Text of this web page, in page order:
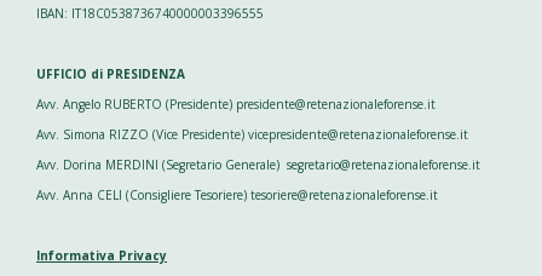
IBAN: IT18C0538736740000003396555
UFFICIO di PRESIDENZA
Avv. Angelo RUBERTO (Presidente) presidente@retenazionaleforense.it
Avv. Simona RIZZO (Vice Presidente) vicepresidente@retenazionaleforense.it
Avv. Dorina MERDINI (Segretario Generale) segretario@retenazionaleforense.it
Avv. Anna CELI (Consigliere Tesoriere) tesoriere@retenazionaleforense.it
Informativa Privacy